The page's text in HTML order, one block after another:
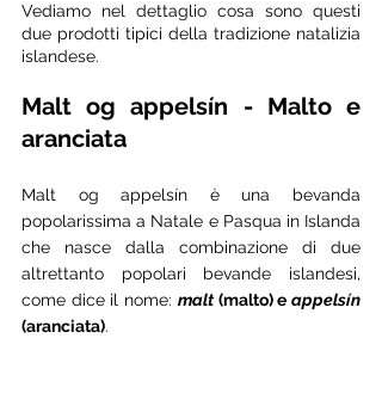
Vediamo nel dettaglio cosa sono questi
due prodotti tipici della tradizione natalizia
islandese.
Malt og appelsín - Malto e
aranciata
Malt og appelsín è una bevanda
popolarissima a Natale e Pasqua in Islanda
che nasce dalla combinazione di due
altrettanto popolari bevande islandesi,
come dice il nome: malt (malto) e
(aranciata).